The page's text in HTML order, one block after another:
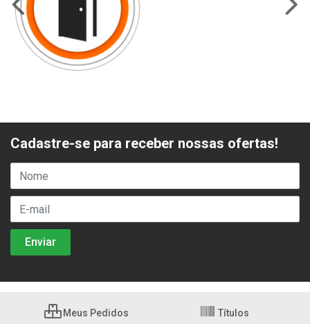
Cadastre-se para receber nossas ofertas!
Meus Pedidos Títulos